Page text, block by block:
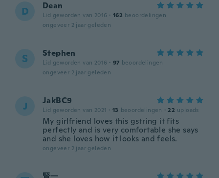
D Dean
Lid geworden van 2016 · 162 beoordelingen
ongeveer 2 jaar geleden
S Stephen
Lid geworden van 2016 · 97 beoordelingen
ongeveer 2 jaar geleden
J JakBC9
Lid geworden van 2021 · 13 beoordelingen · 22 uploads
My girlfriend loves this gstring it fits
perfectly and is very comfortable she says
and she loves how it looks and feels.
ongeveer 2 jaar geleden